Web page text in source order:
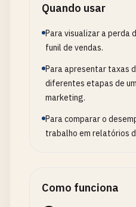
Quando usar
Para visualizar a perda
funil de vendas.
Para apresentar taxas
diferentes etapas de
marketing.
Para comparar o
trabalho em relatórios
Como funciona